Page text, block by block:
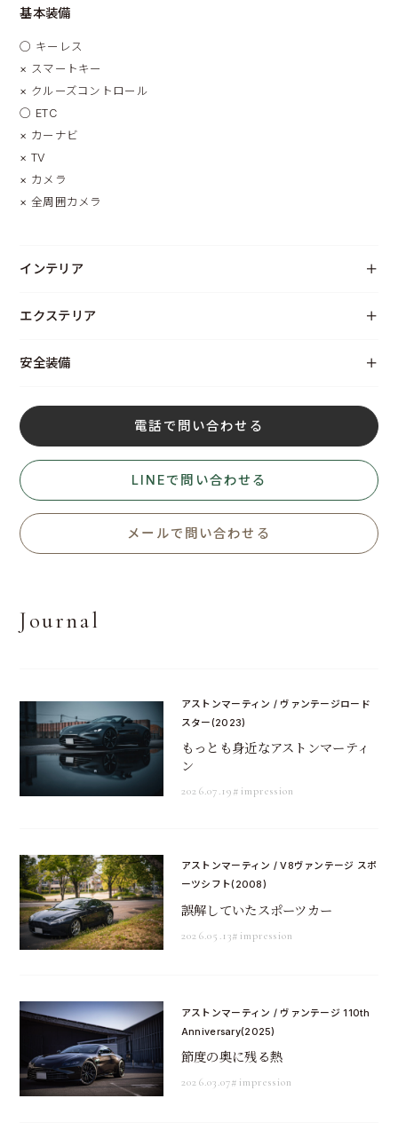
基本装備
◯ キーレス
× スマートキー
× クルーズコントロール
◯ ETC
× カーナビ
× TV
× カメラ
× 全周囲カメラ
インテリア
エクステリア
安全装備
電話で問い合わせる
LINEで問い合わせる
メールで問い合わせる
Journal
アストンマーティン / ヴァンテージロード
スター(2023)
もっとも身近なアストンマーティ
ン
2026.07.19#impression
アストンマーティン / V8ヴァンテージ スポ
ーツシフト(2008)
誤解していたスポーツカー
2026.05.13#impression
アストンマーティン / ヴァンテージ 110th
Anniversary(2025)
節度の奥に残る熱
2026.03.07#impression